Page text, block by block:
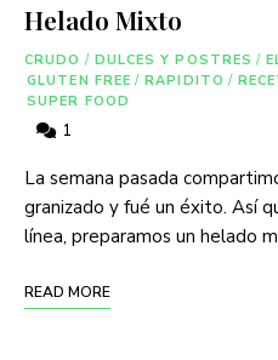
Helado Mixto
CRUDO / DULCES Y POSTRES /
GLUTEN FREE / RAPIDITO /
SUPER FOOD
1
La semana pasada
granizado y fué un éxito. Así
línea, preparamos un helado
READ MORE